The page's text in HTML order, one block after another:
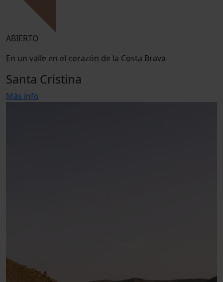
ABIERTO
En un valle en el corazón de la Costa Brava
Santa Cristina
Más info